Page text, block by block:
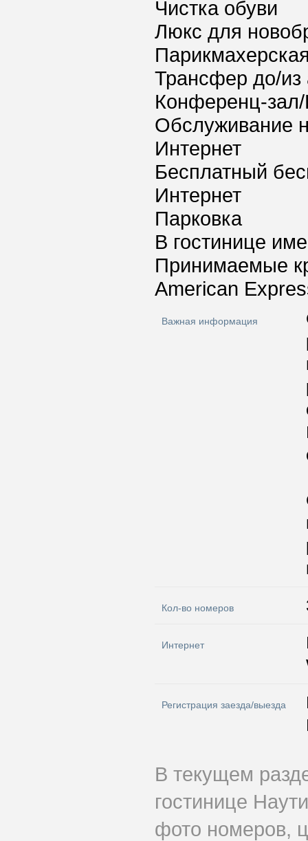
Чистка обуви
Люкс для
Трансфер до/из
Конференц-
Обслуживание
Интернет
Бесплатный
Интернет
Парковка
В гостинице
Принимаемые
American
Важная информация
Кол-во номеров
Интернет
Регистрация заезда/выезда
В текущем
гостинице
фото номеров,